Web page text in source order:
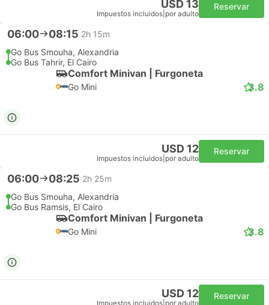
USD 13
Impuestos incluidos por adulto
Reservar
06:00 08:15 2h 15m
Go Bus Smouha, Alexandria
Go Bus Tahrir, El Cairo
Comfort Minivan | Furgoneta
Go Mini 3.8
USD 12
Impuestos incluidos por adulto
Reservar
06:00 08:25 2h 25m
Go Bus Smouha, Alexandria
Go Bus Ramsis, El Cairo
Comfort Minivan | Furgoneta
Go Mini 3.8
USD 12
Impuestos incluidos por adulto
Reservar